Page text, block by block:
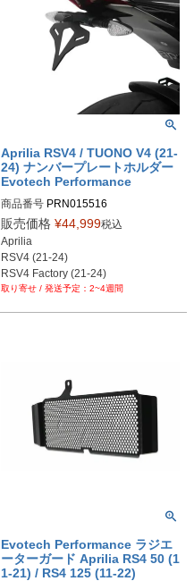
Aprilia RSV4 / TUONO V4 (21-
24) ナンバープレートホルダー
Evotech Performance
商品番号 PRN015516
PRN015516-01
PRN015516-02
PRN015516-03
PRN015516-04
販売価格 ¥44,999税込
Aprilia
RSV4 (21-24)
RSV4 Factory (21-24)
Tuono V4 (21-24) 2~4週間
Evotech Performance ラジエ
ーターガード Aprilia RS4 50 (1
1-21) / RS4 125 (11-22)